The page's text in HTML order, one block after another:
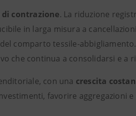
contrazione. La riduzione
in larga misura a
comparto tessile-
che continua a consolidarsi e a
con una crescita
favorire aggregazioni